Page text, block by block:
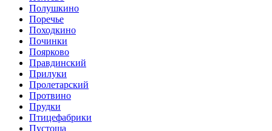
Полушкино
Поречье
Походкино
Починки
Поярково
Правдинский
Прилуки
Пролетарский
Протвино
Прудки
Птицефабрики
Пустоша